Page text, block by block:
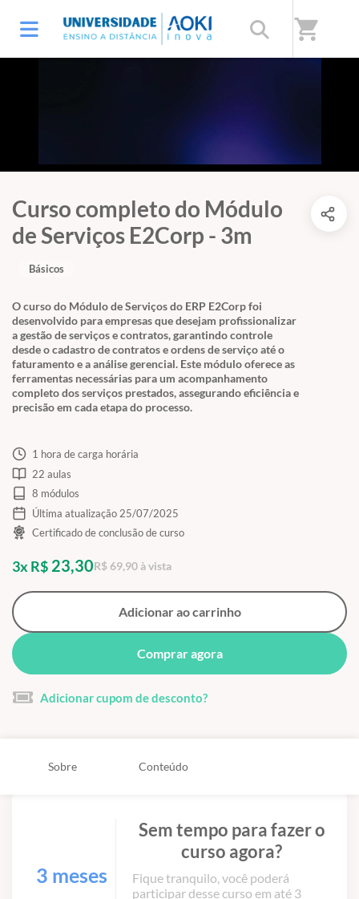
shopping_cart
Curso completo do Módulo
de Serviços E2Corp - 3m
O curso do Módulo de Serviços do ERP E2Corp foi
desenvolvido para empresas que desejam profissionalizar
a gestão de serviços e contratos, garantindo controle
desde o cadastro de contratos e ordens de serviço até o
faturamento e a análise gerencial. Este módulo oferece as
ferramentas necessárias para um acompanhamento
completo dos serviços prestados, assegurando eficiência e
precisão em cada etapa do processo.
Básicos
1 hora de carga horária
22 aulas
8 módulos
Última atualização 25/07/2025
Certificado de conclusão de curso
3x R$ 23,30R$ 69,90 à vista
Adicionar ao carrinho
Comprar agora
Adicionar cupom de desconto?
Sobre Conteúdo
3 meses
Sem tempo para fazer o
curso agora?
Fique tranquilo, você poderá
participar desse curso em até 3